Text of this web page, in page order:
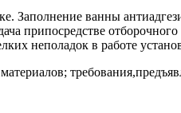
Заполнение ванны
припосредстве
неполадок в работе